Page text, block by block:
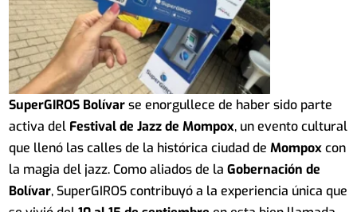
SuperGIROS Bolívarse enorgullece de haber sido parte
activa del Festival de Jazz de Mompox, un evento cultural
que llenó las calles de la histórica ciudad deMompoxcon
la magia del jazz. Como aliados de laGobernación de
Bolívar, SuperGIROS contribuyó a la experiencia única que